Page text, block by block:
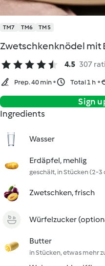
TM7 TM6 TM5
Zwetschkenknödel mit
4.5 307
Prep. 40 min Total 1 h
Sign
Ingredients
Wasser
Erdäpfel, mehlig
geschält, in Stücken (2-3
Zwetschken, frisch
Würfelzucker
Butter
in Stücken, etwas mehr